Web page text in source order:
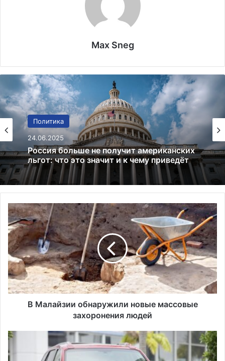
Max Sneg
Политика
24.06.2025
Россия больше не получит американских
льгот: что это значит и к чему приведёт
Финансы
02.01.2025
Bitcoin преодолевает $97 000:
криптовалютный рынок на подъеме
В
М
а
л
а
й
з
и
и
а
у
В Малайзии обнаружили новые массовые
захоронения людей
П
к